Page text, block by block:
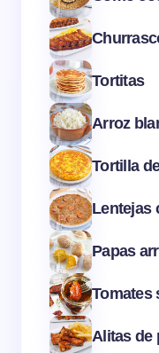
Tortitas
Arroz
Tortilla
Lentejas
Papas
Tomates
Alitas de